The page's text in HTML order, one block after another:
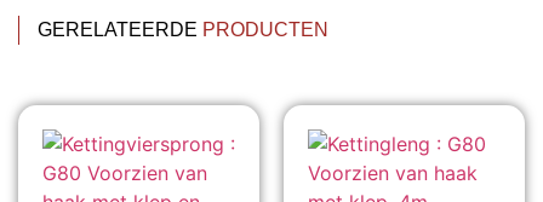
GERELATEERDE PRODUCTEN